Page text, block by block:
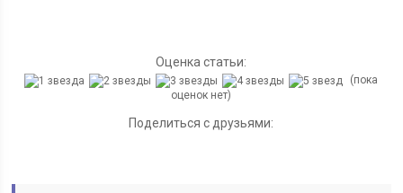
Оценка статьи:
(пока
оценок нет)
Поделиться с друзьями: